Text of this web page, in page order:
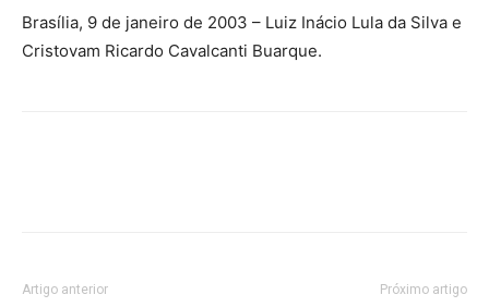
Brasília, 9 de janeiro de 2003 – Luiz Inácio Lula da Silva e
Cristovam Ricardo Cavalcanti Buarque.
Artigo anterior Próximo artigo